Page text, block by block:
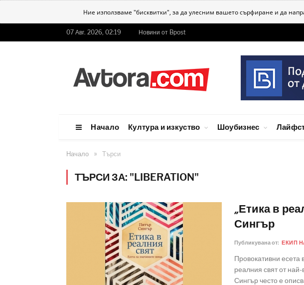
Ние използваме "бисквитки", за да улесним вашето сърфиране и да
07 Авг. 2026, 02:19 Новини от Bpost
Начало Култура и изкуство Шоубизнес
Начало » Търси
ТЪРСИ ЗА: "LIBERATION"
„Етика в
Сингър
Публикувана от: ЕКИП
Провокативни есета
реалния свят от
Сингър често е